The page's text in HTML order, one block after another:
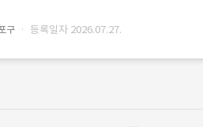
구 · 등록일자 2026.07.27.